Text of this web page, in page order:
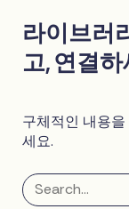
라이브러
고, 연결
구체적인 내용
세요.